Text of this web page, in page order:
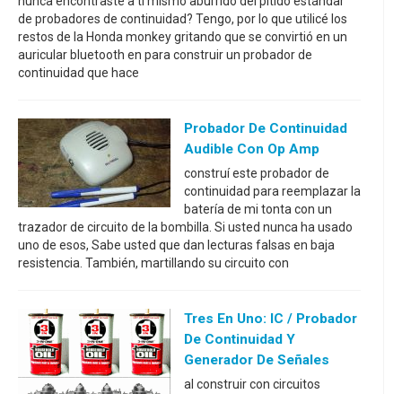
de probadores de continuidad? Tengo, por lo que utilicé los
restos de la Honda monkey gritando que se convirtió en un
auricular bluetooth en para construir un probador de
continuidad que hace
Probador De Continuidad
Audible Con Op Amp
construí este probador de
continuidad para reemplazar la
batería de mi tonta con un
trazador de circuito de la bombilla. Si usted nunca ha usado
uno de esos, Sabe usted que dan lecturas falsas en baja
resistencia. También, martillando su circuito con
Tres En Uno: IC / Probador
De Continuidad Y
Generador De Señales
al construir con circuitos